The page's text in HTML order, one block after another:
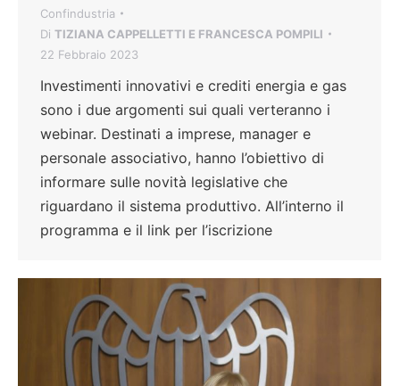
Confindustria
Di TIZIANA CAPPELLETTI E FRANCESCA POMPILI
22 Febbraio 2023
Investimenti innovativi e crediti energia e gas
sono i due argomenti sui quali verteranno i
webinar. Destinati a imprese, manager e
personale associativo, hanno l’obiettivo di
informare sulle novità legislative che
riguardano il sistema produttivo. All’interno il
programma e il link per l’iscrizione